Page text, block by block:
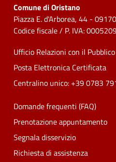
Comune di Oristano
Piazza E. d'Arborea, 44 -
Codice fiscale / P. IVA:
Ufficio Relazioni con il Pubblico
Posta Elettronica Certificata
Centralino unico: +39 0783
Domande frequenti (FAQ)
Prenotazione appuntamento
Segnala disservizio
Richiesta di assistenza